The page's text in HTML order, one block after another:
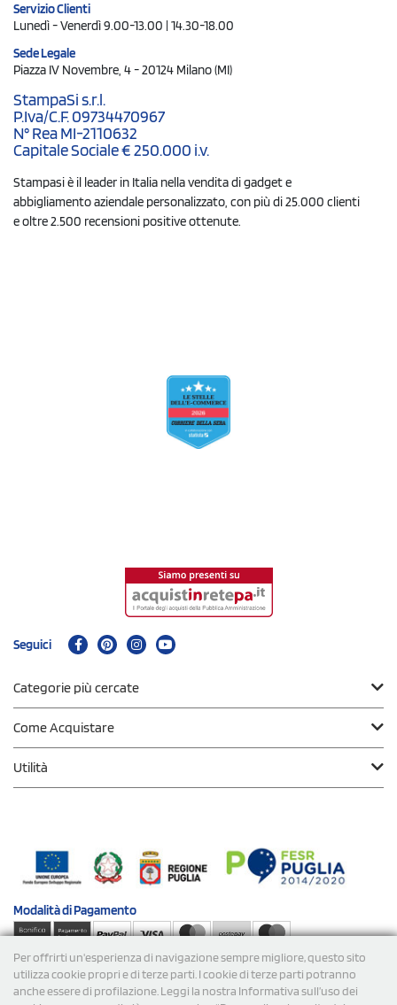
Per offrirti un'esperienza di navigazione sempre migliore, questo sito
utilizza cookie propri e di terze parti. I cookie di terze parti potranno
anche essere di profilazione. Leggi la nostra Informativa sull’uso dei
Servizio Clienti
Lunedì - Venerdì 9.00-13.00 | 14.30-18.00
Sede Legale
Piazza IV Novembre, 4 - 20124 Milano (MI)
StampaSi s.r.l.
P.Iva/C.F. 09734470967
N° Rea MI-2110632
Capitale Sociale € 250.000 i.v.
Stampasi è il leader in Italia nella vendita di gadget e
abbigliamento aziendale personalizzato, con più di 25.000 clienti
e oltre 2.500 recensioni positive ottenute.
Seguici
Categorie più cercate
Come Acquistare
Utilità
Modalità diPagamento
Spedizioni